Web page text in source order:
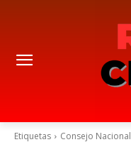
Etiquetas Consejo Nacional